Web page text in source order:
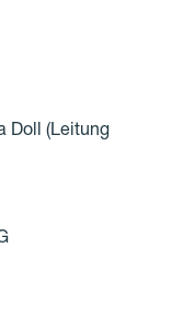
Doll (Leitung